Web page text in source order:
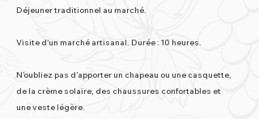
Déjeuner traditionnel au marché.
Visite d’un marché artisanal. Durée : 10 heures.
N’oubliez pas d’apporter un chapeau ou une casquette,
de la crème solaire, des chaussures confortables et
une veste légère.